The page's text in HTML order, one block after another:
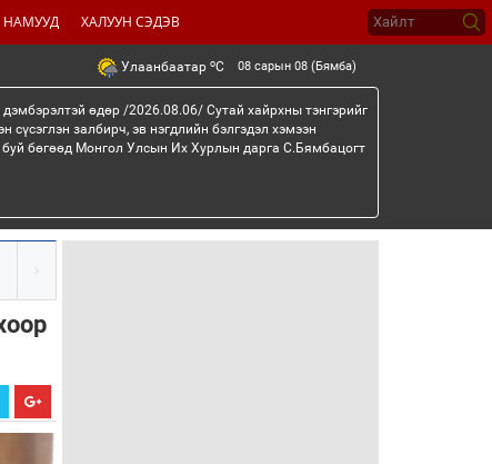
НАМУУД ХАЛУУН СЭДЭВ
Улаанбаатар oC 08 сарын 08 (Бямба)
өдөр /2026.08.06/ Сутай хайрхны тэнгэрийг
залбирч, эв нэгдлийн бэлгэдэл хэмээн
буй бөгөөд Монгол Улсын Их Хурлын дарга С.Бямбацогт